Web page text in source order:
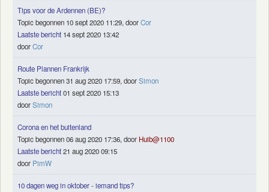
Tips voor de Ardennen (BE)?
Topic begonnen 10 sept 2020 11:29, doorCor
Laatste bericht 14 sept 2020 13:42
doorCor
Route Plannen Frankrijk
Topic begonnen 31 aug 2020 17:59, doorSimon
Laatste bericht01 sept 2020 15:13
doorSimon
Corona en het buitenland
Topic begonnen 06 aug 2020 17:36, door Huib@1100
Laatste bericht21 aug 2020 09:15
door PimW
10 dagen weg in oktober - iemand tips?